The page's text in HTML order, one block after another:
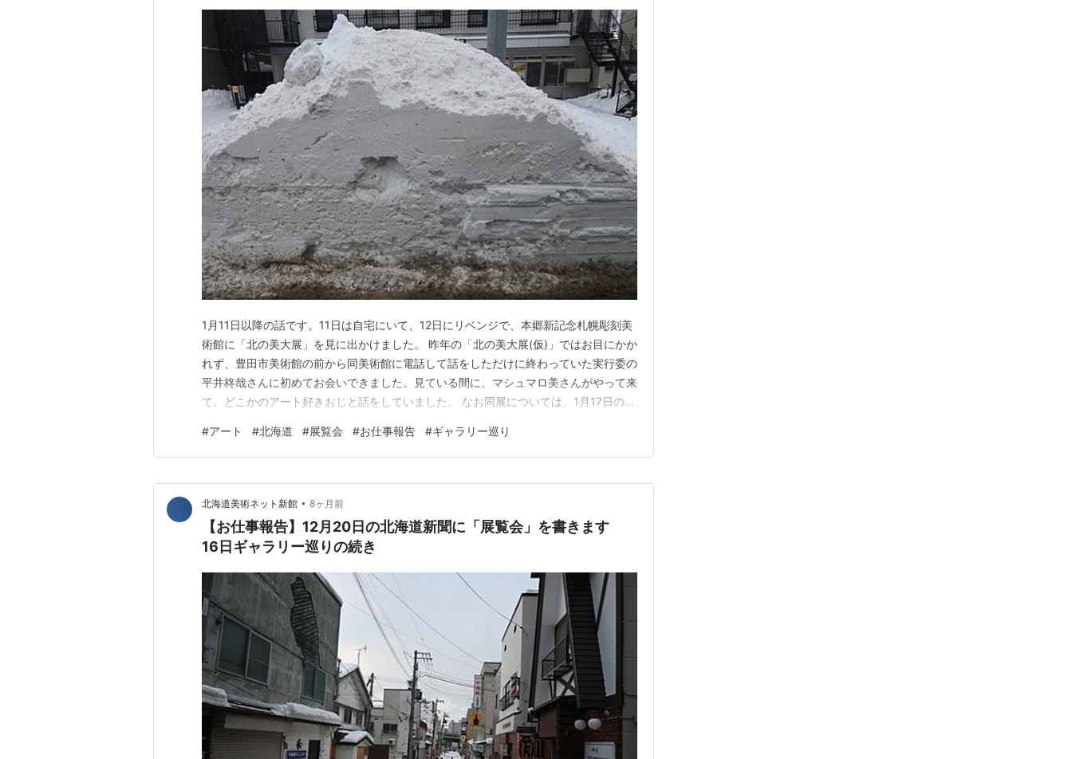
1月11日以降の話です。11日は自宅にいて、12日にリベンジで、本郷新記念札幌彫刻美
術館に「北の美大展」を見に出かけました。 昨年の「北の美大展(仮)」ではお目にかか
れず、豊田市美術館の前から同美術館に電話して話をしただけに終わっていた実行委の
平井柊哉さんに初めてお会いできました。見ている間に、マシュマロ美さんがやって来
て、どこかのアート好きおじと話をしていました。 なお同展については、1月17日の北
す。 www.hokkaido-np.co.jp この日は車で家と同館を往復しただけでした。 13日。
近所に買い物に行…
#アート #北海道 #展覧会 #お仕事報告 #ギャラリー巡り
北海道美術ネット新館 • 8ヶ月前
【お仕事報告】12月20日の北海道新聞に「展覧会」を書きます
16日ギャラリー巡りの続き